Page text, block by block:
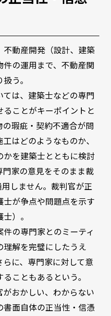
動産開発（設計、建築
の運用まで、不動産関
う。
ては、建築士などの専門
ことがキーポイントと
瑕疵・契約不適合が問
はどのようなものか、
を建築士とともに検討
家の意見をそのまま裁
しません。裁判官が正
士が争点や問題点を示す
）。
の専門家とのミーティ
理解を完璧にしたうえ
に、専門家に対して意
こともあるという。
がおかしい、わからない
書面自体の正当性・信憑